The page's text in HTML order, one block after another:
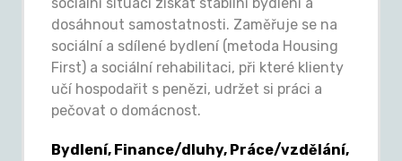
dosáhnout samostatnosti. Zaměřuje se na
sociální a sdílené bydlení (metoda Housing
First) a sociální rehabilitaci, při které klienty
učí hospodařit s penězi, udržet si práci a
pečovat o domácnost.
Bydlení, Finance/dluhy, Práce/vzdělání,